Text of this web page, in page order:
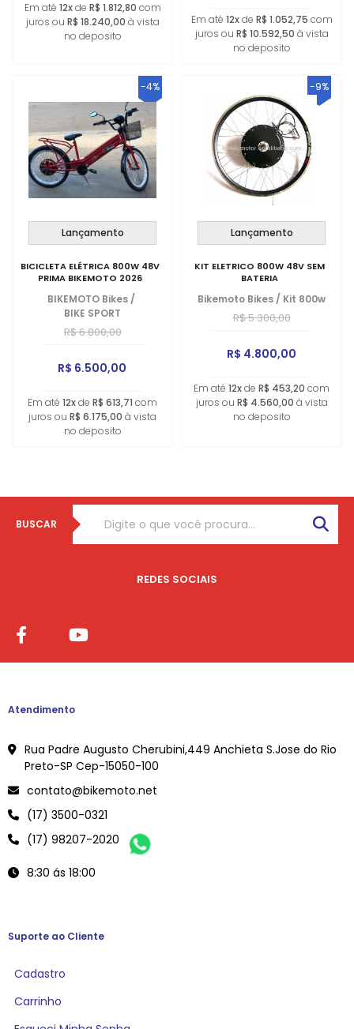
Em até 12xde R$ 1.812,80 com
juros ou R$ 18.240,00 à vista
no deposito
Em até 12xde R$ 1.052,75 com
juros ou R$ 10.592,50 à vista
no deposito
-4%
Lançamento
BICICLETA ELÉTRICA 800W 48V
PRIMA BIKEMOTO 2026
BIKEMOTO Bikes /
BIKE SPORT
R$ 6.800,00
R$ 6.500,00
Em até 12xde R$ 613,71 com
juros ou R$ 6.175,00 à vista
no deposito
-9%
Lançamento
KIT ELETRICO 800W 48V SEM
BATERIA
Bikemoto Bikes / Kit 800w
R$ 5.300,00
R$ 4.800,00
Em até 12xde R$ 453,20 com
juros ou R$ 4.560,00 à vista
no deposito
BUSCAR
REDES SOCIAIS
Atendimento
Rua Padre Augusto Cherubini,449 Anchieta S.Jose do Rio
Preto-SP Cep-15050-100
contato@bikemoto.net
(17) 3500-0321
(17) 98207-2020
8:30 ás 18:00
Suporte ao Cliente
Cadastro
Carrinho